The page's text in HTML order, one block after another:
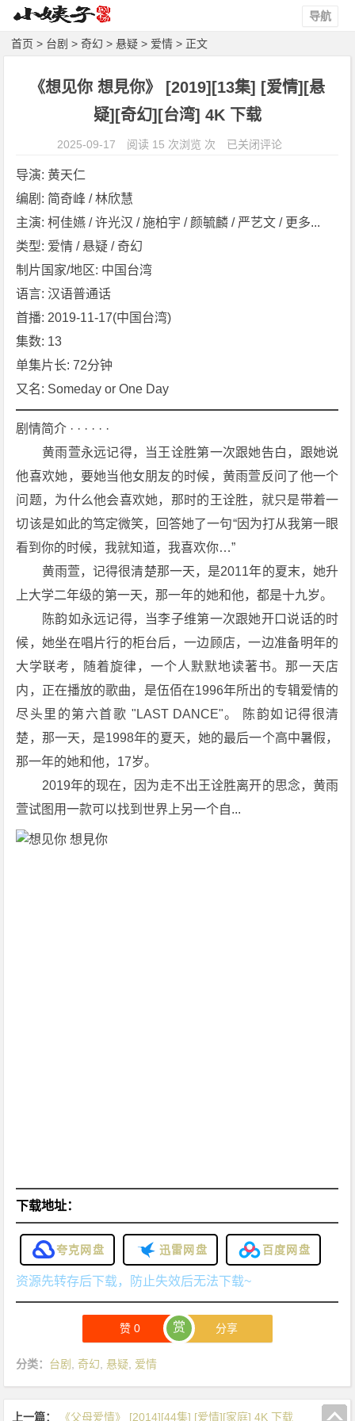
导航
首页 > 台剧 >奇幻 >悬疑 > 爱情 > 正文
《想见你 想見你》 [2019][13集] [爱情][悬
疑][奇幻][台湾] 4K 下载
2025-09-17 阅读 15 次浏览 次
《想
見
疑]
[奇
幻]
[台
湾]
K
下
载
已关闭评论
导演: 黄天仁
编剧: 简奇峰 / 林欣慧
主演: 柯佳嬿 / 许光汉 / 施柏宇 / 颜毓麟 / 严艺文 / 更多...
类型: 爱情 / 悬疑 / 奇幻
制片国家/地区: 中国台湾
语言: 汉语普通话
首播: 2019-11-17(中国台湾)
集数: 13
单集片长: 72分钟
又名: Someday or One Day
剧情简介 · · · · · ·
黄雨萱永远记得，当王诠胜第一次跟她告白，跟她说
他喜欢她，要她当他女朋友的时候，黄雨萱反问了他一个
问题，为什么他会喜欢她，那时的王诠胜，就只是带着一
切该是如此的笃定微笑，回答她了一句“因为打从我第一眼
看到你的时候，我就知道，我喜欢你…”
黄雨萱，记得很清楚那一天，是2011年的夏末，她升
上大学二年级的第一天，那一年的她和他，都是十九岁。
陈韵如永远记得，当李子维第一次跟她开口说话的时
候，她坐在唱片行的柜台后，一边顾店，一边准备明年的
大学联考，随着旋律，一个人默默地读著书。那一天店
内，正在播放的歌曲，是伍佰在1996年所出的专辑爱情的
尽头里的第六首歌 "LAST DANCE"。 陈韵如记得很清
楚，那一天，是1998年的夏天，她的最后一个高中暑假，
那一年的她和他，17岁。
2019年的现在，因为走不出王诠胜离开的思念，黄雨
萱试图用一款可以找到世界上另一个自...
下载地址：
夸克网盘 迅雷网盘 百度网盘
资源先转存后下载，防止失效后无法下载~
赞0 赏 分享
分类： 台剧 ,奇幻 悬疑 爱情
上一篇： 《父母爱情》 [2014][44集] [爱情][家庭] 4K 下载